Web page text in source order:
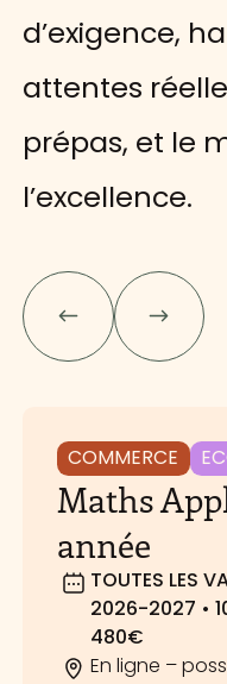
d’exigence,
attentes
prépas, et le
l’excellence.
COMMERCE
Maths
année
TOUTES LES
2026-2027 •
480€
En ligne –